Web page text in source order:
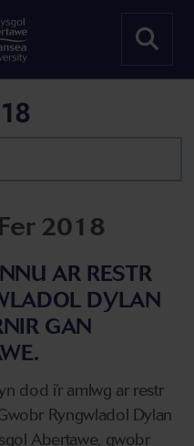
2018
AR RESTR
DYLAN
GAN
dod i’r amlwg ar restr
Ryngwladol Dylan
Abertawe, gwobr